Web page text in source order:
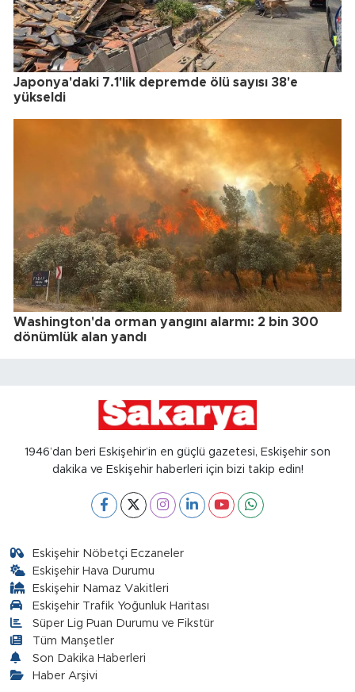
Japonya'daki 7.1'lik depremde ölü sayısı 38'e
yükseldi
Washington'da orman yangını alarmı: 2 bin 300
dönümlük alan yandı
1946’dan beri Eskişehir’in en güçlü gazetesi, Eskişehir son
dakika ve Eskişehir haberleri için bizi takip edin!
Eskişehir Nöbetçi Eczaneler
Eskişehir Hava Durumu
Eskişehir Namaz Vakitleri
Eskişehir Trafik Yoğunluk Haritası
Süper Lig Puan Durumu ve Fikstür
Tüm Manşetler
Son Dakika Haberleri
Haber Arşivi